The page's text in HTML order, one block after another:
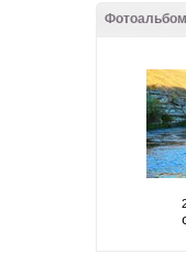
Фотоальбом